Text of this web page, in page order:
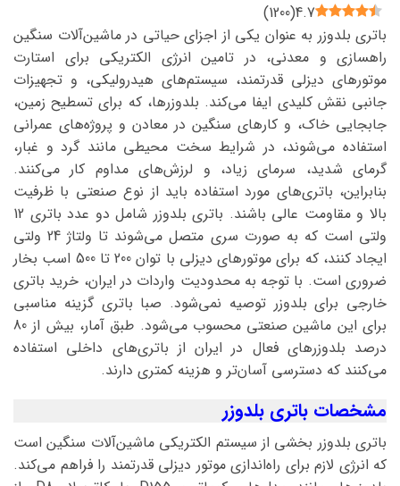
4.7
(
1200
)
باتری بلدوزر به عنوان یکی از اجزای حیاتی در ماشین‌آلات سنگین
راهسازی و معدنی، در تامین انرژی الکتریکی برای استارت
موتورهای دیزلی قدرتمند، سیستم‌های هیدرولیکی، و تجهیزات
جانبی نقش کلیدی ایفا می‌کند. بلدوزرها، که برای تسطیح زمین،
جابجایی خاک، و کارهای سنگین در معادن و پروژه‌های عمرانی
استفاده می‌شوند، در شرایط سخت محیطی مانند گرد و غبار،
گرمای شدید، سرمای زیاد، و لرزش‌های مداوم کار می‌کنند.
بنابراین، باتری‌های مورد استفاده باید از نوع صنعتی با ظرفیت
بالا و مقاومت عالی باشند. باتری بلدوزر شامل دو عدد باتری 12
ولتی است که به صورت سری متصل می‌شوند تا ولتاژ 24 ولتی
ایجاد کنند، که برای موتورهای دیزلی با توان 200 تا 500 اسب بخار
ضروری است. با توجه به محدودیت واردات در ایران، خرید باتری
خارجی برای بلدوزر توصیه نمی‌شود. صبا باتری گزینه مناسبی
برای این ماشین صنعتی محسوب می‌شود. طبق آمار، بیش از 80
درصد بلدوزرهای فعال در ایران از باتری‌های داخلی استفاده
می‌کنند که دسترسی آسان‌تر و هزینه کمتری دارند.
مشخصات باتری بلدوزر
باتری بلدوزر بخشی از سیستم الکتریکی ماشین‌آلات سنگین است
که انرژی لازم برای راه‌اندازی موتور دیزلی قدرتمند را فراهم می‌کند.